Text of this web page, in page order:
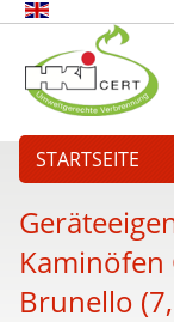
STARTSEITE
Kaminöfen
Brunello